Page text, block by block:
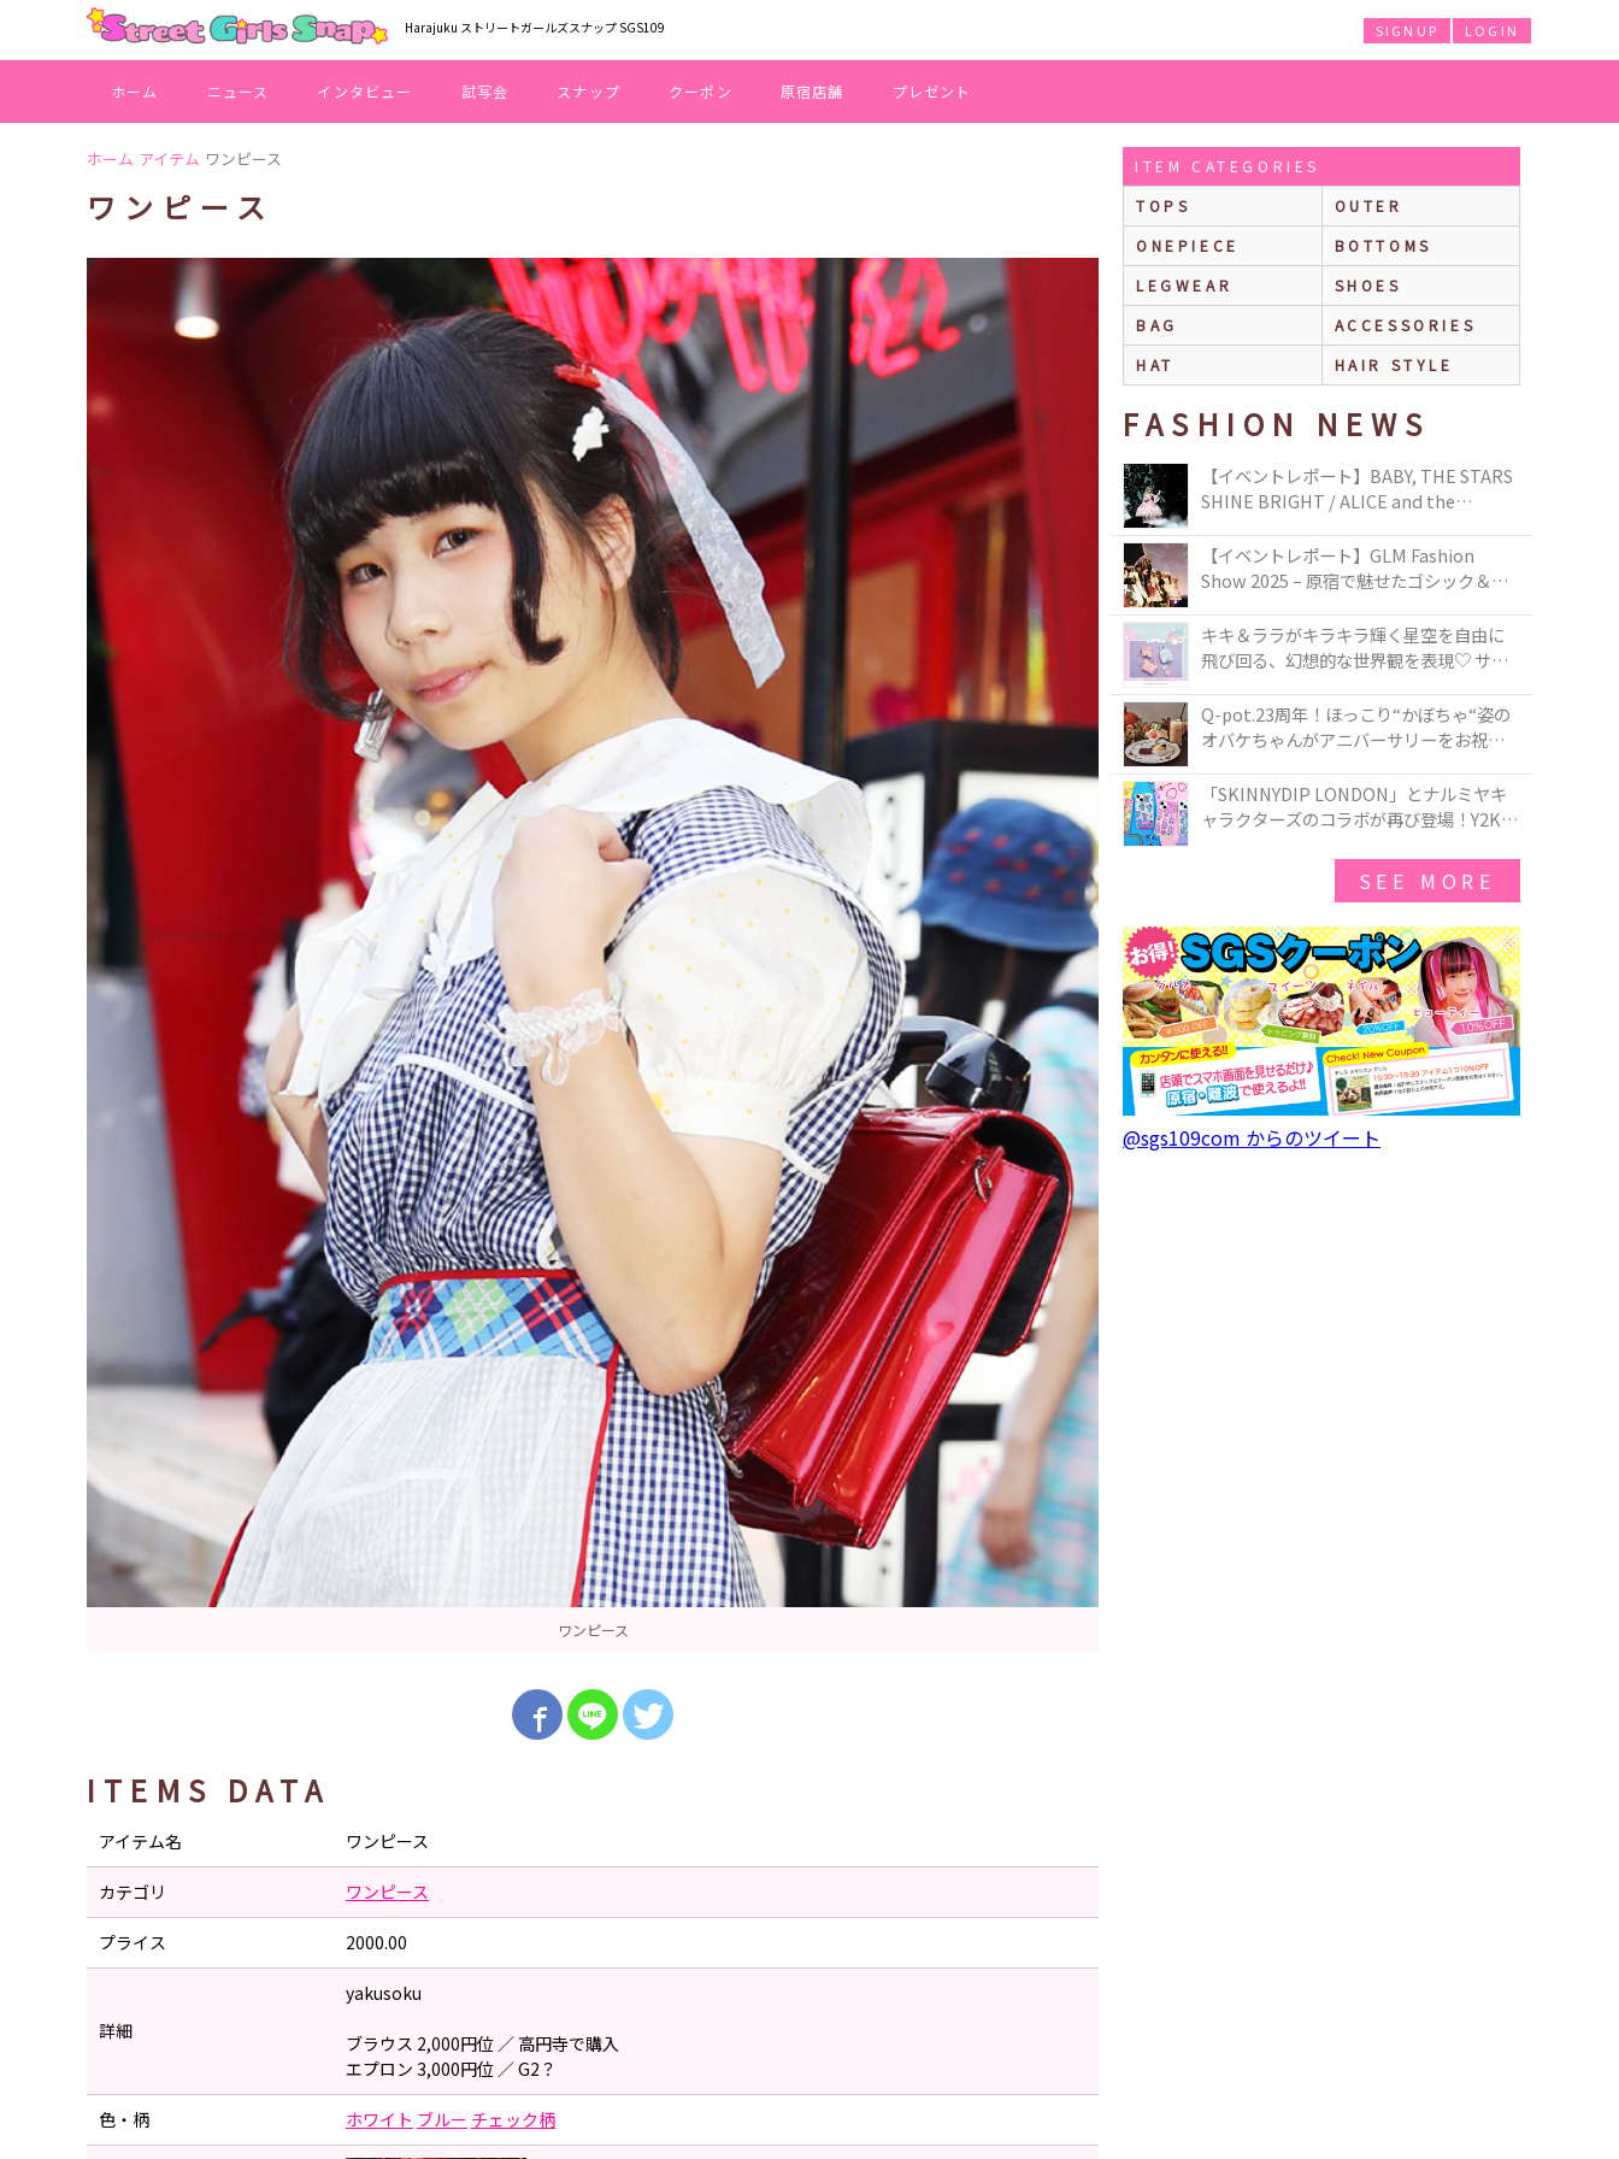
Harajuku ストリートガールズスナップ SGS109 LOGIN
SIGNUP
ホーム ニュース インタビュー 試写会 スナップ クーポン 原宿店舗 プレゼント
ホーム アイテム ワンピース
ワンピース
ワンピース
ITEMS DATA
アイテム名 ワンピース
カテゴリ ワンピース
プライス 2000.00
詳細
yakusoku
ブラウス 2,000円位 ／ 高円寺で購入
エプロン 3,000円位 ／ G2？
色・柄 ホワイト ブルー チェック柄
ITEM CATEGORIES
TOPS
OUTER
ONEPIECE
BOTTOMS
LEGWEAR
SHOES
BAG
ACCESSORIES
HAT
HAIR STYLE
FASHION NEWS
【イベントレポート】BABY, THE STARS
SHINE BRIGHT / ALICE and the
TOKYO
【イベントレポート】GLM Fashion
Show 2025 – 原宿で魅せたゴシック＆ロ
キキ＆ララがキラキラ輝く星空を自由に
飛び回る、幻想的な世界観を表現♡ サマ
50周年アニバーサリーイヤー』を記念し
たコレクションが登場
Q-pot.23周年！ほっこり“かぼちゃ“姿の
オバケちゃんがアニバーサリーをお祝い
ー」が新発売！Q-pot CAFE.では「かぼち
ゃのオバケーキプレート」も登場
「SKINNYDIP LONDON」とナルミヤキ
ャラクターズのコラボが再び登場！Y2Kム
SEE MORE
@sgs109com からのツイート